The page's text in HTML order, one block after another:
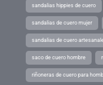
sandalias hippies de cuero
sandalias de cuero mujer
sandalias de cuero
saco de cuero hombre
riñoneras de cuero para